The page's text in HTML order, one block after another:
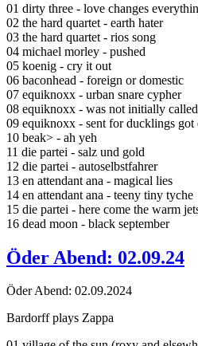
01 dirty three - love changes
02 the hard quartet - earth hater
03 the hard quartet - rios song
04 michael morley - pushed
05 koenig - cry it out
06 baconhead - foreign or domestic
07 equiknoxx - urban snare cypher
08 equiknoxx - was not initially
09 equiknoxx - sent for ducklings got
10 beak> - ah yeh
11 die partei - salz und gold
12 die partei - autoselbstfahrer
13 en attendant ana - magical lies
14 en attendant ana - teeny tiny tyche
15 die partei - here come the warm
16 dead moon - black september
Öder Abend: 02.09.24
Öder Abend: 02.09.2024
Bardorff plays Zappa